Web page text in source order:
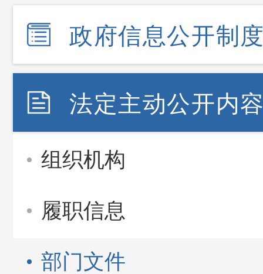
政府信息公开制
法定主动公开内
组织机构
履职信息
部门文件